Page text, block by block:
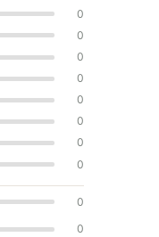
0
0
0
0
0
0
0
0
0
0